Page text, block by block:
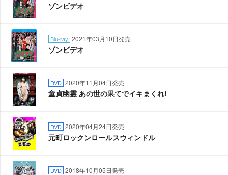
ゾンビデオ
Blu-ray 2021年03月10日発売
ゾンビデオ
DVD 2020年11月04日発売
童貞幽霊 あの世の果てでイキまくれ!
DVD 2020年04月24日発売
元町ロックンロールスウィンドル
DVD 2018年10月05日発売